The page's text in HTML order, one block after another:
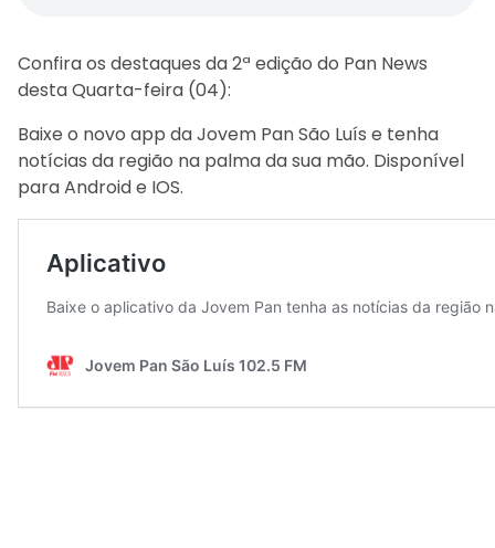
Confira os destaques da 2ª edição do Pan News
desta Quarta-feira (04):
Baixe o novo app da Jovem Pan São Luís e tenha
notícias da região na palma da sua mão. Disponível
para Android e IOS.